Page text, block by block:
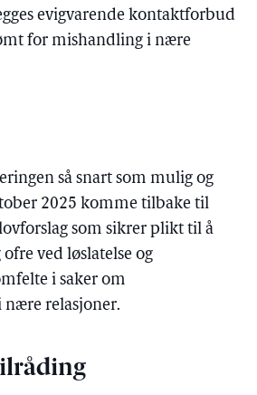
evigvarende kontaktforbud
for mishandling i nære
så snart som mulig og
2025 komme tilbake til
som sikrer plikt til å
ved løslatelse og
i saker om
relasjoner.